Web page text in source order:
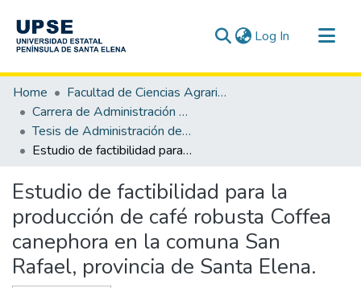
Log In (current)
Communities & Collections
All of DSpace
Statistics
Home
Facultad de Ciencias Agrarias
Carrera de Administración de Empresas Agropecuarias y Agronegocios
Tesis de Administración de Empresas Agropecuarias y Agronegocios
Estudio de factibilidad para la producción de café robusta Coffea canephora en la comuna San Rafael, provincia de Santa Elena.
Estudio de factibilidad para la
producción de café robusta Coffea
canephora en la comuna San
Rafael, provincia de Santa Elena.